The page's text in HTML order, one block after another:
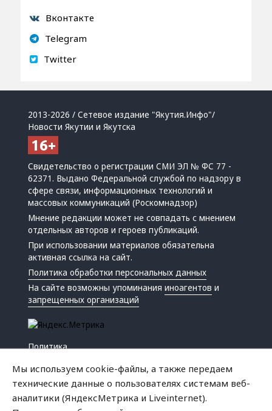
Вконтакте
Telegram
Twitter
2013-2026 / Сетевое издание "Якутия.Инфо"/
Новости Якутии и Якутска
Свидетельство о регистрации СМИ ЭЛ № ФС 77 -
62371. Выдано Федеральной службой по надзору в
сфере связи, информационных технологий и
массовых коммуникаций (Роскомнадзор)
Мнение редакции может не совпадать с мнением
отдельных авторов и героев публикаций.
При использовании материалов обязательна
активная ссылка на сайт.
Политика обработки персональных данных
На сайте возможны упоминанияиноагентов и
запрещенных организаций
Политика
Мы используем cookie-файлы, а также передаем
технические данные о пользователях системам веб-
аналитики (ЯндексМетрика и Liveinternet).